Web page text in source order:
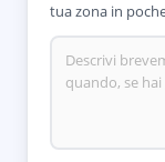
tua zona in